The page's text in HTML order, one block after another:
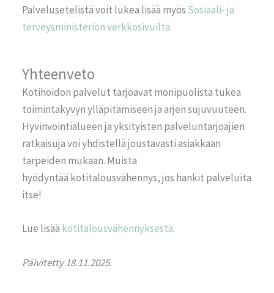
Palvelusetelistä voit lukea lisää myös Sosiaali- ja
terveysministeriön verkkosivuilta.
Yhteenveto
Kotihoidon palvelut tarjoavat monipuolista tukea
toimintakyvyn ylläpitämiseen ja arjen sujuvuuteen.
Hyvinvointialueen ja yksityisten palveluntarjoajien
ratkaisuja voi yhdistellä joustavasti asiakkaan
tarpeiden mukaan. Muista
hyödyntää kotitalousvähennys, jos hankit palveluita
itse!
Lue lisää kotitalousvähennyksestä.
Päivitetty 18.11.2025.